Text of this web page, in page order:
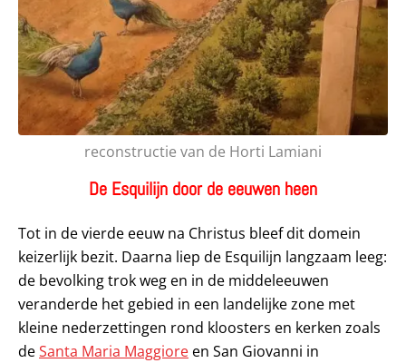
reconstructie van de Horti Lamiani
De Esquilijn door de eeuwen heen
Tot in de vierde eeuw na Christus bleef dit domein
keizerlijk bezit. Daarna liep de Esquilijn langzaam leeg:
de bevolking trok weg en in de middeleeuwen
veranderde het gebied in een landelijke zone met
kleine nederzettingen rond kloosters en kerken zoals
deSanta Maria Maggiore en San Giovanni in